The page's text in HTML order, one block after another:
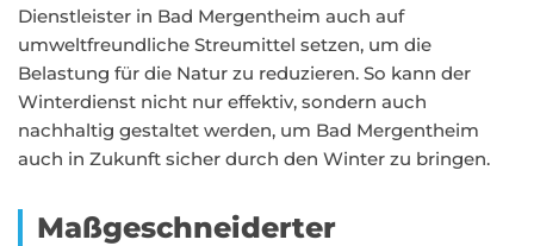
Dienstleister in Bad Mergentheim auch auf
umweltfreundliche Streumittel setzen, um die
Belastung für die Natur zu reduzieren. So kann der
Winterdienst nicht nur effektiv, sondern auch
nachhaltig gestaltet werden, um Bad Mergentheim
auch in Zukunft sicher durch den Winter zu bringen.
Maßgeschneiderter